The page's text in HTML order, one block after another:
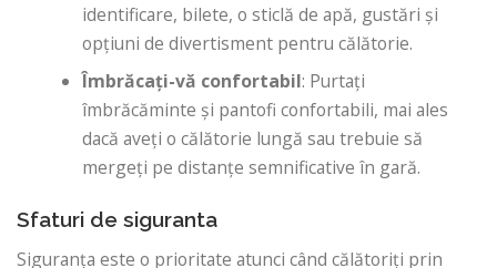
identificare, bilete, o sticlă de apă, gustări și
opțiuni de divertisment pentru călătorie.
Îmbrăcați-vă confortabil: Purtați
îmbrăcăminte și pantofi confortabili, mai ales
dacă aveți o călătorie lungă sau trebuie să
mergeți pe distanțe semnificative în gară.
Sfaturi de siguranta
Siguranța este o prioritate atunci când călătoriți prin